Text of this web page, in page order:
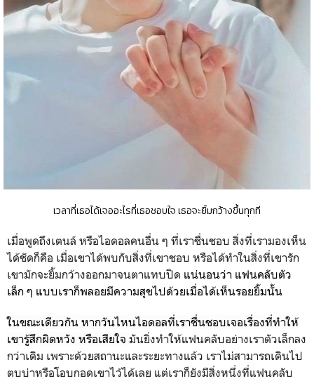
เวลาที่เธอได้เจออะไรที่เธอชอบใจ เธอจะยิ้มกว้างขึ้นทุกที
เมื่อพูดถึงเตนล์ หรือไอดอลคนอื่น ๆ ที่เราชื่นชอบ สิ่งที่เรามองเห็น
ได้ชัดก็คือ เมื่อเขาได้พบกับสิ่งที่เขาชอบ หรือได้ทำในสิ่งที่เขารัก
เขามักจะยิ้มกว้างออกมาจนตาแทบปิด แน่นอนว่า แฟนคลับตัว
เล็ก ๆ แบบเราก็พลอยมีความสุขไปด้วยเมื่อได้เห็นรอยยิ้มนั้น
ในขณะเดียวกัน หากวันไหนไอดอลที่เราชื่นชอบเจอเรื่องที่ทำให้
เขารู้สึกผิดหวัง หรือเสียใจ มันยิ่งทำให้แฟนคลับอย่างเราตัวเล็กลง
กว่าเดิม เพราะด้วยสถานะและระยะทางแล้ว เราไม่สามารถเดินไป
ตบบ่าหรือโอบกอดเขาไว้ได้เลย แต่เราก็ยังมีสิ่งหนึ่งที่แฟนคลับ